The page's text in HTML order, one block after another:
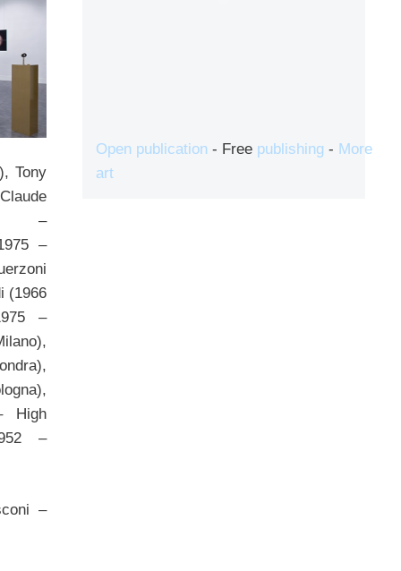
Tony
–
–
(1966
–
High
–
–
Open publication - Free publishing - More
art